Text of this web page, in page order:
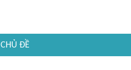
CHỦ ĐỀ